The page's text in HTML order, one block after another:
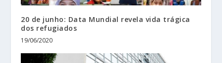
20 de junho: Data Mundial revela vida trágica
dos refugiados
19/06/2020